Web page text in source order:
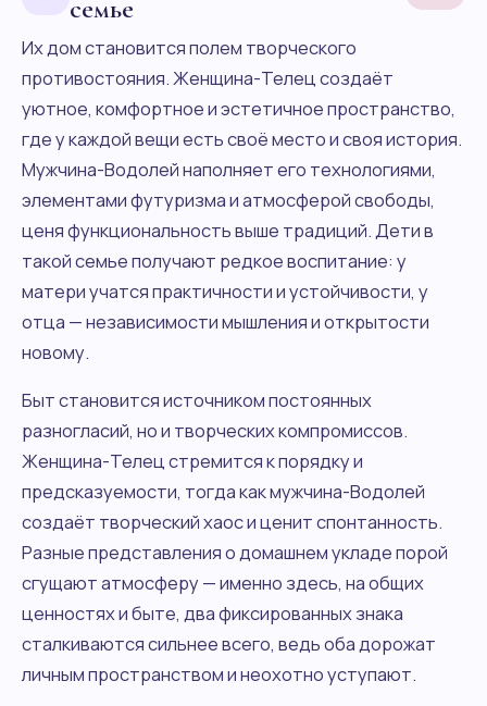
семье
Их дом становится полем творческого
противостояния. Женщина-Телец создаёт
уютное, комфортное и эстетичное пространство,
где у каждой вещи есть своё место и своя история.
Мужчина-Водолей наполняет его технологиями,
элементами футуризма и атмосферой свободы,
ценя функциональность выше традиций. Дети в
такой семье получают редкое воспитание: у
матери учатся практичности и устойчивости, у
отца — независимости мышления и открытости
новому.
Быт становится источником постоянных
разногласий, но и творческих компромиссов.
Женщина-Телец стремится к порядку и
предсказуемости, тогда как мужчина-Водолей
создаёт творческий хаос и ценит спонтанность.
Разные представления о домашнем укладе порой
сгущают атмосферу — именно здесь, на общих
ценностях и быте, два фиксированных знака
сталкиваются сильнее всего, ведь оба дорожат
личным пространством и неохотно уступают.